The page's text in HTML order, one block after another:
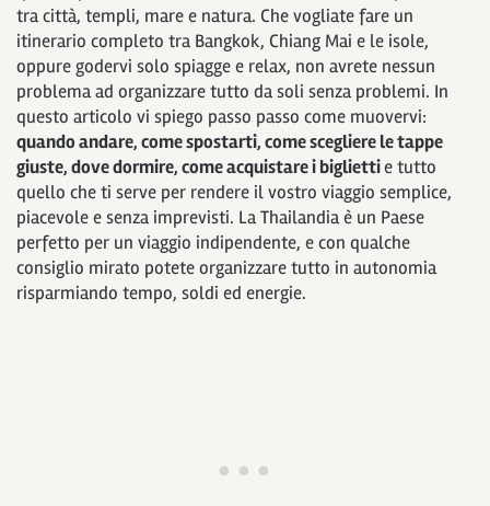
tra città, templi, mare e natura. Che vogliate fare un
itinerario completo tra Bangkok, Chiang Mai e le isole,
oppure godervi solo spiagge e relax, non avrete nessun
problema ad organizzare tutto da soli senza problemi. In
questo articolo vi spiego passo passo come muovervi:
quando andare, come spostarti, come scegliere le tappe
giuste, dove dormire, come acquistare i bigliettie tutto
quello che ti serve per rendere il vostro viaggio semplice,
piacevole e senza imprevisti. La Thailandia è un Paese
perfetto per un viaggio indipendente, e con qualche
consiglio mirato potete organizzare tutto in autonomia
risparmiando tempo, soldi ed energie.